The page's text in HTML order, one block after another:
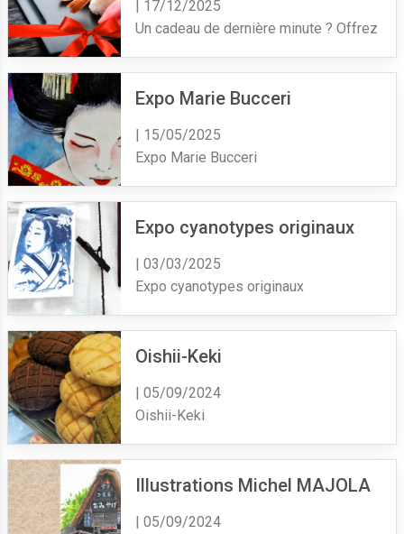
| 17/12/2025
Un cadeau de dernière minute ? Offrez
Expo Marie Bucceri
| 15/05/2025
Expo Marie Bucceri
Expo cyanotypes originaux
| 03/03/2025
Expo cyanotypes originaux
Oishii-Keki
| 05/09/2024
Oishii-Keki
Illustrations Michel MAJOLA
| 05/09/2024